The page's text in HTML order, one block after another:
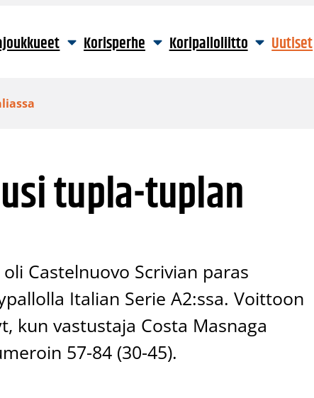
Korisperhe Koripalloliitto Uutiset
tupla-tuplan
Castelnuovo Scrivian paras
Italian Serie A2:ssa. Voittoon
kun vastustaja Costa Masnaga
57-84 (30-45).